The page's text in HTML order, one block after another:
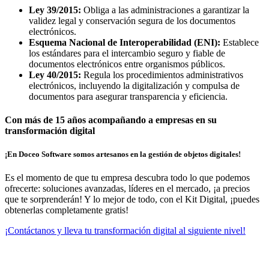
Ley 39/2015: Obliga a las administraciones a garantizar la
validez legal y conservación segura de los documentos
electrónicos.
Esquema Nacional de Interoperabilidad (ENI): Establece
los estándares para el intercambio seguro y fiable de
documentos electrónicos entre organismos públicos.
Ley 40/2015: Regula los procedimientos administrativos
electrónicos, incluyendo la digitalización y compulsa de
documentos para asegurar transparencia y eficiencia.
Con más de 15 años acompañando a empresas en su
transformación digital
¡En Doceo Software somos artesanos en la gestión de objetos digitales!
Es el momento de que tu empresa descubra todo lo que podemos
ofrecerte: soluciones avanzadas, líderes en el mercado, ¡a precios
que te sorprenderán! Y lo mejor de todo, con el Kit Digital, ¡puedes
obtenerlas completamente gratis!
¡Contáctanos y lleva tu transformación digital al siguiente nivel!